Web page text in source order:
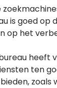
is goed op
op het
ten
zoals